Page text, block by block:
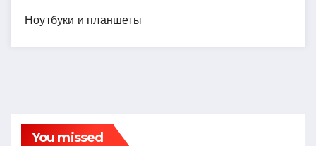
Ноутбуки и планшеты
You missed